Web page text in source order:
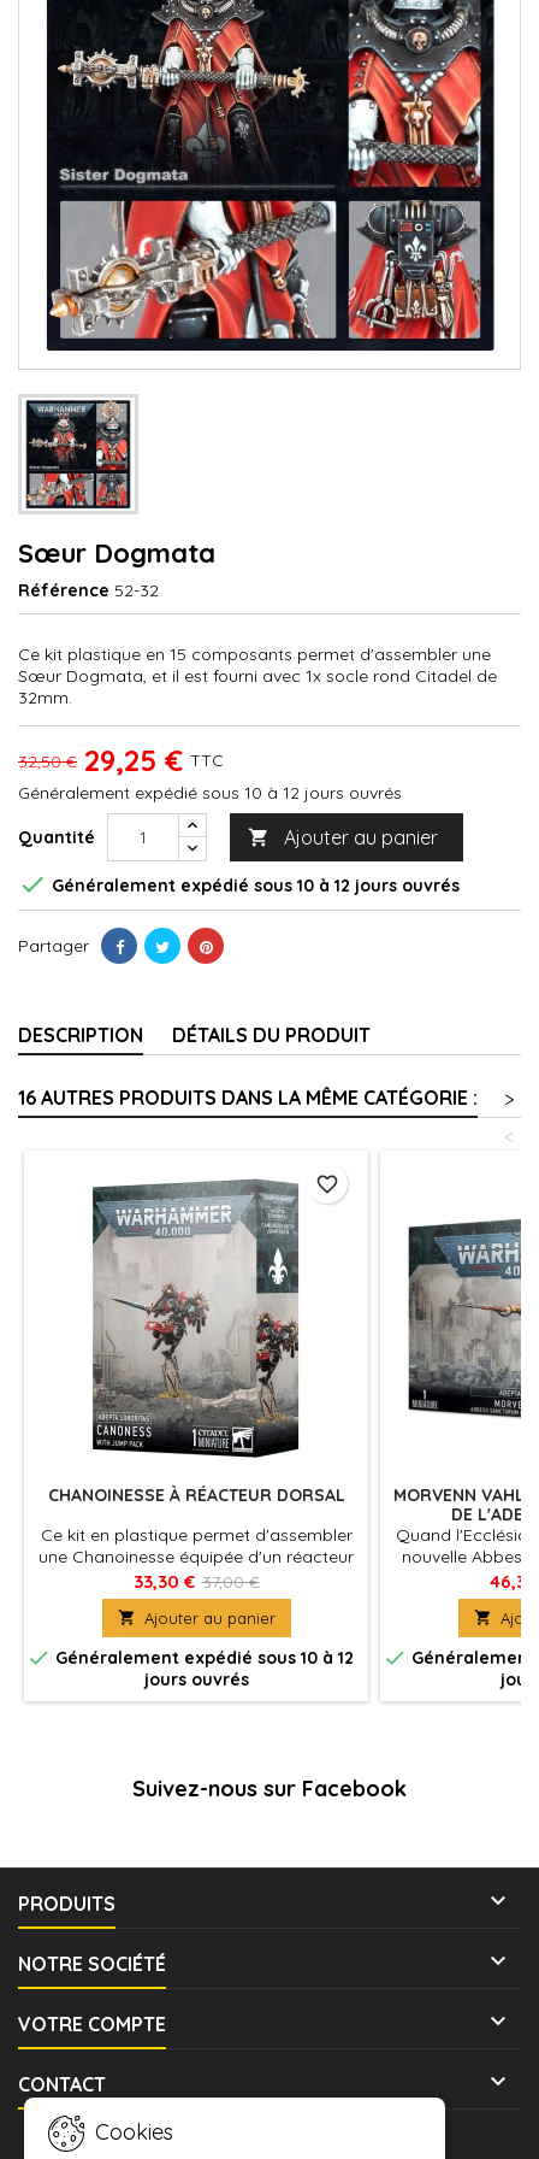
Sœur Dogmata
Référence 52-32
Ce kit plastique en 15 composants permet d'assembler une
Sœur Dogmata, et il est fourni avec 1x socle rond Citadel de
32mm.
32,50 € 29,25 € TTC
Généralement expédié sous 10 à 12 jours ouvrés
Quantité  Ajouter au panier
 Généralement expédié sous 10 à 12 jours ouvrés
Partager
DESCRIPTION DÉTAILS DU PRODUIT
16 AUTRES PRODUITS DANS LA MÊME CATÉGORIE :
>
<
CHANOINESSE À RÉACTEUR DORSAL
Ce kit en plastique permet d'assembler
une Chanoinesse équipée d'un réacteur
dorsal pour que les éléments rapides de
votre armée de l'Adepta Sororitas ne la
distancent pas.
33,30 € 37,00 €
 Ajouter au panier
 Généralement expédié sous 10 à 12
jours ouvrés
favorite_border
MORVENN VAHL
DE
Quand
nouvelle
de l'Adepta
Vahl qui fut
jeune
manipuler

 Généralement
Suivez-nous sur Facebook
PRODUITS 
NOTRE SOCIÉTÉ 
VOTRE COMPTE 
CONTACT 
Cookies
LETTRE D'INFORMATIONS